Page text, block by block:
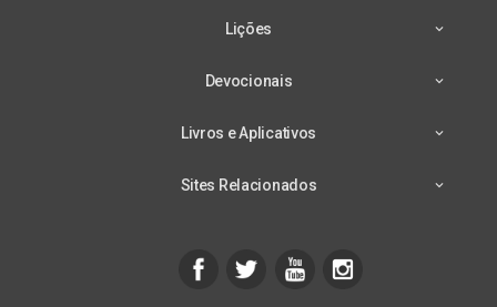
Lições
Devocionais
Livros e Aplicativos
Sites Relacionados